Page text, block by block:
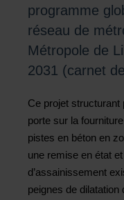
programme
réseau de
Métropole de
2031 (carnet
Ce projet structurant
porte sur la
pistes en béton en
une remise en état
d’assainissement
peignes de